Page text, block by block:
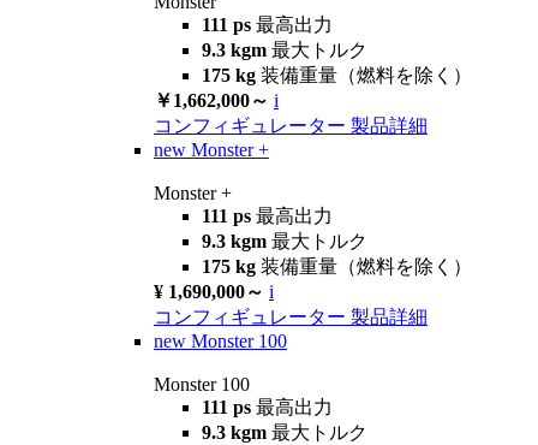
111 ps 最高出力
9.3 kgm 最大トルク
175 kg 装備重量（燃料を除く）
￥1,662,000～ i
コンフィギュレーター 製品詳細
new Monster +
Monster +
111 ps 最高出力
9.3 kgm 最大トルク
175 kg 装備重量（燃料を除く）
¥ 1,690,000～ i
コンフィギュレーター 製品詳細
new Monster 100
Monster 100
111 ps 最高出力
9.3 kgm 最大トルク